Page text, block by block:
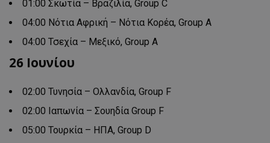
01:00 Σκωτία – Βραζιλία, Group C
04:00 Νότια Αφρική – Νότια Κορέα, Group Α
04:00 Τσεχία – Μεξικό, Group Α
26 Ιουνίου
02:00 Τυνησία – Ολλανδία, Group F
02:00 Ιαπωνία – Σουηδία Group F
05:00 Τουρκία – ΗΠΑ, Group D